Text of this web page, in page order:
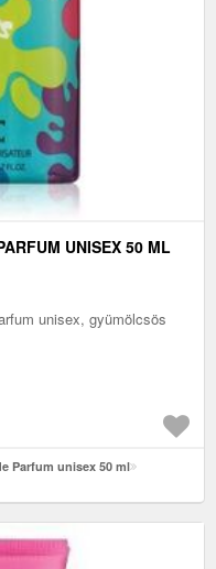
UNISEX 50 ML
unisex, gyümölcsös
Parfum unisex 50 ml